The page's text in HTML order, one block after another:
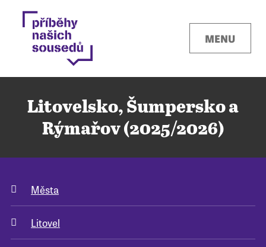
MENU
Kontakty
Místa
O projektu
Litovelsko, Šumpersko a
Rýmařov (2025/2026)
Města
Litovel